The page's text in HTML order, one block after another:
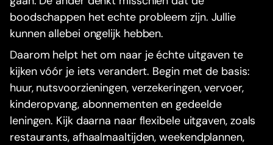
boodschappen het echte probleem zijn. Jullie
kunnen allebei ongelijk hebben.
Daarom helpt het om naar je échte uitgaven te
kijken vóór je iets verandert. Begin met de basis:
huur, nutsvoorzieningen, verzekeringen, vervoer,
kinderopvang, abonnementen en gedeelde
leningen. Kijk daarna naar flexibele uitgaven, zoals
restaurants, afhaalmaaltijden, weekendplannen,